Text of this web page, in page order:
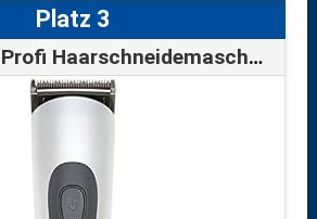
Platz 3
Wella XPert Profi Haarschneidemaschine